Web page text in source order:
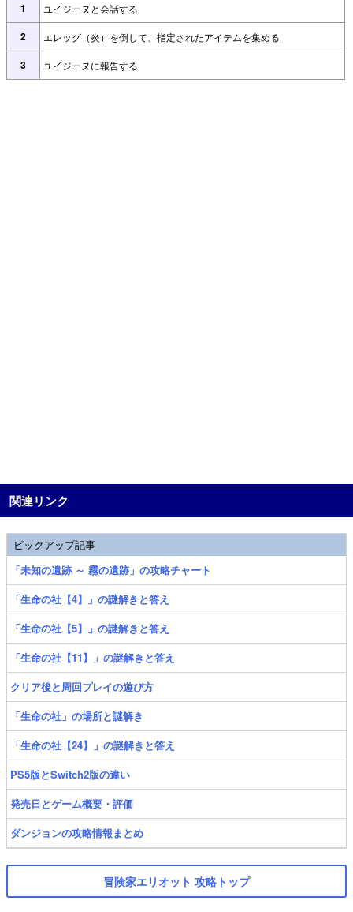
1 ユイジーヌと会話する
2 エレッグ（炎）を倒して、指定されたアイテムを集める
3 ユイジーヌに報告する
関連リンク
ピックアップ記事
「未知の遺跡 ～ 霧の遺跡」の攻略チャート
「生命の社【4】」の謎解きと答え
「生命の社【5】」の謎解きと答え
「生命の社【11】」の謎解きと答え
クリア後と周回プレイの遊び方
「生命の社」の場所と謎解き
「生命の社【24】」の謎解きと答え
PS5版とSwitch2版の違い
発売日とゲーム概要・評価
ダンジョンの攻略情報まとめ
冒険家エリオット 攻略トップ